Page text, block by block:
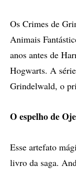
Os Crimes de
Animais
anos antes de
Hogwarts. A
Grindelwald, o
O espelho de
Esse artefato
livro da saga.